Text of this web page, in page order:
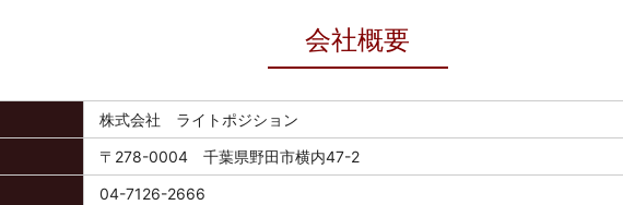
会社概要
株式会社 ライトポジション
〒278-0004 千葉県野田市横内47-2
04-7126-2666